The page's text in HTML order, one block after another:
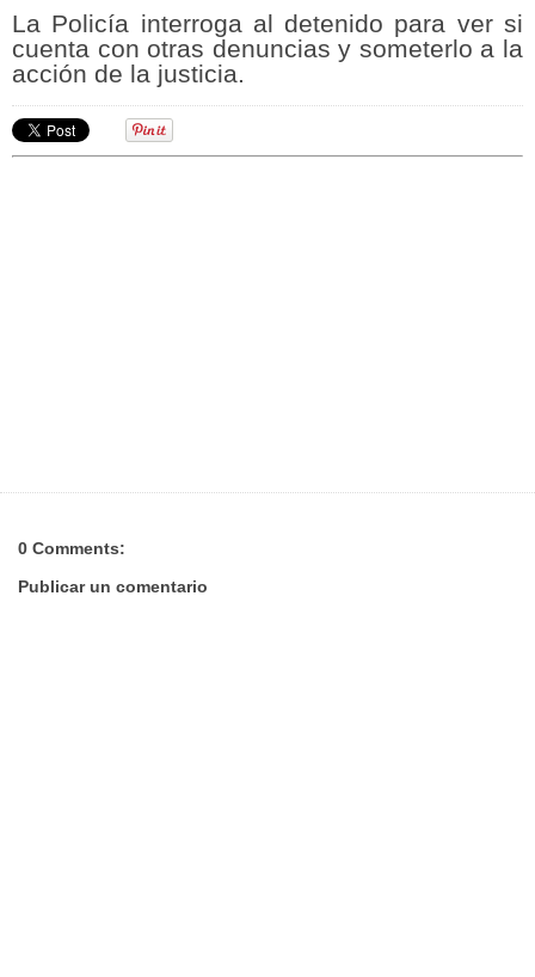
La Policía interroga al detenido para ver si
cuenta con otras denuncias y someterlo a la
acción de la justicia.
0 Comments:
Publicar un comentario